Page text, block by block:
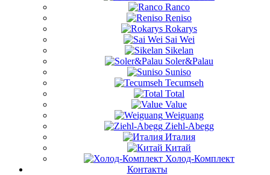
Ranco
Reniso
Rokarys
Sai Wei
Sikelan
Soler&Palau
Suniso
Tecumseh
Total
Value
Weiguang
Ziehl-Abegg
Италия
Китай
Холод-Комплект
Контакты